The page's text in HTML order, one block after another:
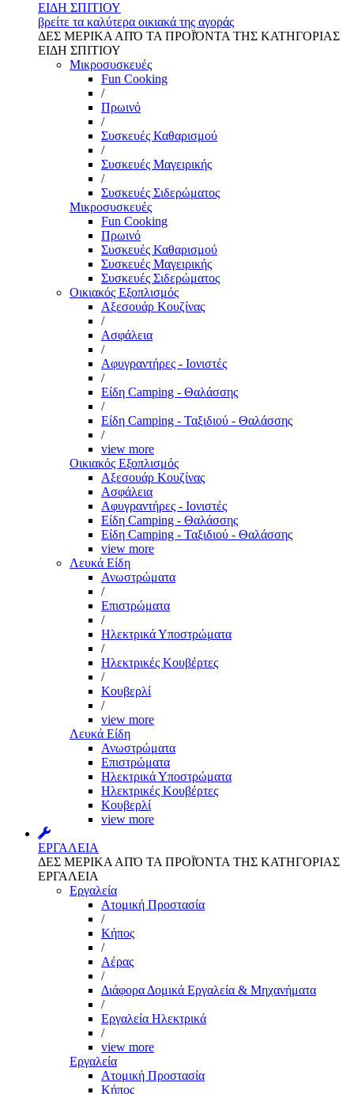
ΕΙΔΗ ΣΠΙΤΙΟΥ
βρείτε τα καλύτερα οικιακά της αγοράς
ΔΕΣ ΜΕΡΙΚΑ ΑΠΌ ΤΑ ΠΡΟΪΌΝΤΑ ΤΗΣ ΚΑΤΗΓΟΡΙΑΣ
ΕΙΔΗ ΣΠΙΤΙΟΥ
Μικροσυσκευές
Fun Cooking
/
Πρωινό
/
Συσκευές Καθαρισμού
/
Συσκευές Μαγειρικής
/
Συσκευές Σιδερώματος
Μικροσυσκευές
Fun Cooking
Πρωινό
Συσκευές Καθαρισμού
Συσκευές Μαγειρικής
Συσκευές Σιδερώματος
Οικιακός Εξοπλισμός
Αξεσουάρ Κουζίνας
/
Ασφάλεια
/
Αφυγραντήρες - Ιονιστές
/
Είδη Camping - Θαλάσσης
/
Είδη Camping - Ταξιδιού - Θαλάσσης
/
view more
Οικιακός Εξοπλισμός
Αξεσουάρ Κουζίνας
Ασφάλεια
Αφυγραντήρες - Ιονιστές
Είδη Camping - Θαλάσσης
Είδη Camping - Ταξιδιού - Θαλάσσης
view more
Λευκά Είδη
Ανωστρώματα
/
Επιστρώματα
/
Ηλεκτρικά Υποστρώματα
/
Ηλεκτρικές Κουβέρτες
/
Κουβερλί
/
view more
Λευκά Είδη
Ανωστρώματα
Επιστρώματα
Ηλεκτρικά Υποστρώματα
Ηλεκτρικές Κουβέρτες
Κουβερλί
view more
ΕΡΓΑΛΕΙΑ
ΔΕΣ ΜΕΡΙΚΑ ΑΠΌ ΤΑ ΠΡΟΪΌΝΤΑ ΤΗΣ ΚΑΤΗΓΟΡΙΑΣ
ΕΡΓΑΛΕΙΑ
Εργαλεία
Aτομική Προστασία
/
Kήπος
/
Αέρας
/
Διάφορα Δομικά Εργαλεία & Μηχανήματα
/
Εργαλεία Ηλεκτρικά
/
view more
Εργαλεία
Aτομική Προστασία
Kήπος